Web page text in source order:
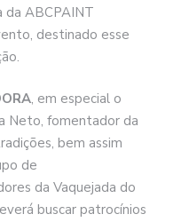
da ABCPAINT
destinado esse
, em especial o
Neto, fomentador da
bem assim
de
da Vaquejada do
buscar patrocínios